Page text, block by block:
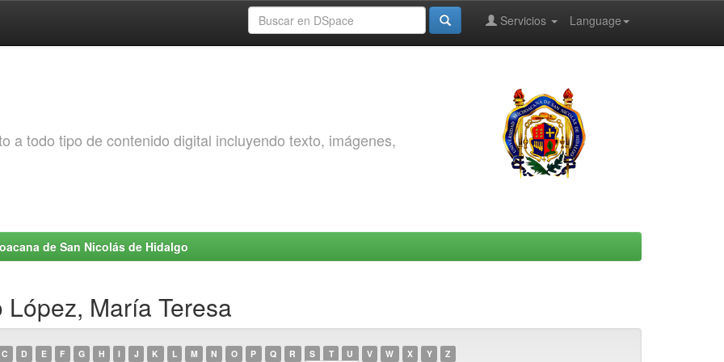
Language
Servicios
a todo tipo de contenido digital incluyendo texto, imágenes,
de San Nicolás de Hidalgo
María Teresa
C D E F G H I J K L M N O P Q R S T U V W X Y Z